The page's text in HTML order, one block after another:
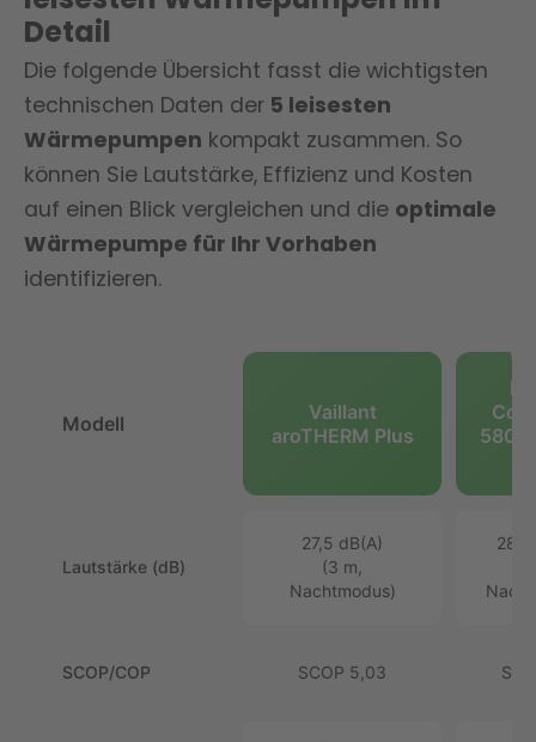
Detail
Die folgende Übersicht fasst die wichtigsten
technischen Daten der 5 leisesten
Wärmepumpen kompakt zusammen. So
können Sie Lautstärke, Effizienz und Kosten
auf einen Blick vergleichen und die optimale
Wärmepumpe für Ihr Vorhaben
identifizieren.
Modell
Vaillant
aroTHERM Plus
Lautstärke (dB)
27,5 dB(A)
(3 m,
Nachtmodus)
28,5
SCOP/COP SCOP 5,03